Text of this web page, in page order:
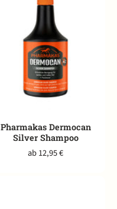
Pharmakas Dermocan
Silver Shampoo
ab 12,95 €